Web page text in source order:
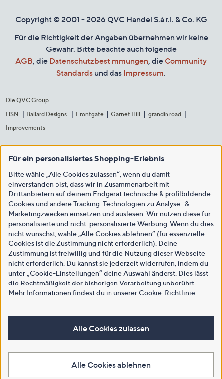
Copyright © 2001 - 2026 QVC Handel S.à r.l. & Co. KG
Für die Richtigkeit der Angaben übernehmen wir keine
Gewähr. Bitte beachte auch folgende
AGB, die Datenschutzbestimmungen, die Community
Standards und das Impressum.
Die QVC Group
HSN
Ballard Designs Frontgate Garnet Hill
grandin road
Improvements
Für ein personalisiertes Shopping-Erlebnis
Bitte wähle „Alle Cookies zulassen“, wenn du damit
einverstanden bist, dass wir in Zusammenarbeit mit
Drittanbietern auf deinem Endgerät technische & profilbildende
Cookies und andere Tracking-Technologien zu Analyse- &
Marketingzwecken einsetzen und auslesen. Wir nutzen diese für
personalisierte und nicht-personalisierte Werbung. Wenn du dies
nicht wünschst, wähle „Alle Cookies ablehnen“ (für essenzielle
Cookies ist die Zustimmung nicht erforderlich). Deine
Zustimmung ist freiwillig und für die Nutzung dieser Webseite
nicht erforderlich. Du kannst sie jederzeit widerrufen, indem du
unter „Cookie-Einstellungen“ deine Auswahl änderst. Dies lässt
die Rechtmäßigkeit der bisherigen Verarbeitung unberührt.
Mehr Informationen findest du in unsererCookie-Richtlinie
Alle Cookies zulassen
Alle Cookies ablehnen